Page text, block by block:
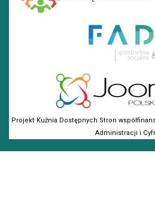
Projekt Kuźnia Dostępnych Stron
Administracji i